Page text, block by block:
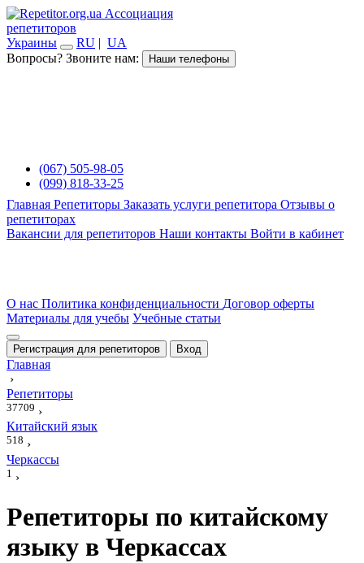
Ассоциация
репетиторов
Украины
RU | UA
Вопросы? Звоните нам:
Наши телефоны
(067) 505-98-05
(099) 818-33-25
Главная Репетиторы Заказать услуги репетитора Отзывы о
репетиторах
Вакансии для репетиторов Наши контакты Войти в кабинет
О нас Политика конфиденциальности Договор оферты
Материалы для учебы Учебные статьи
Регистрация для репетиторов Вход
Главная
›
Репетиторы
37709 ›
Китайский язык
518 ›
Черкассы
1 ›
Репетиторы по китайскому
языку в Черкассах